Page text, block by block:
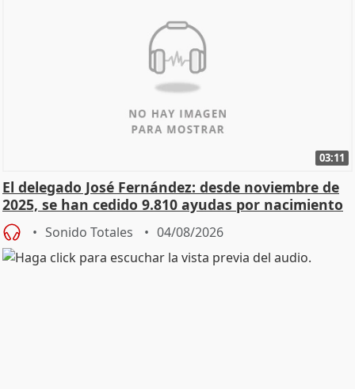
03:11
El delegado José Fernández: desde noviembre de
2025, se han cedido 9.810 ayudas por nacimiento
Sonido Totales 04/08/2026